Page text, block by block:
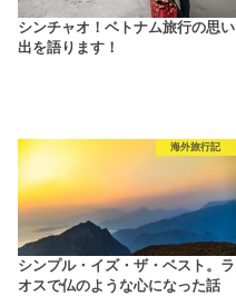
シンチャオ！ベトナム旅行の思い
出を語ります！
海外旅行記
シンプル・イズ・ザ・ベスト。ラ
オスで仏のような心になった話